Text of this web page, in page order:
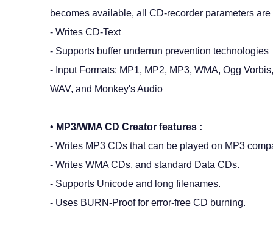
becomes available, all CD-recorder parameters
- Writes CD-Text
- Supports buffer underrun prevention technologies
- Input Formats: MP1, MP2, MP3, WMA, Ogg
WAV, and Monkey's Audio
• MP3/WMA CD Creator features :
- Writes MP3 CDs that can be played on MP3
- Writes WMA CDs, and standard Data CDs.
- Supports Unicode and long filenames.
- Uses BURN-Proof for error-free CD burning.